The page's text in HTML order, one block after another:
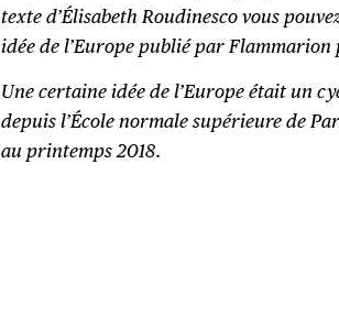
texte d’Élisabeth Roudinesco vous
idée de l’Europe publié par
Une certaine idée de l’Europe était un
depuis l’École normale supérieure de
au printemps 2018.